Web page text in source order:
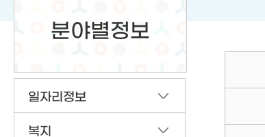
분야별정보
일자리정보
복지